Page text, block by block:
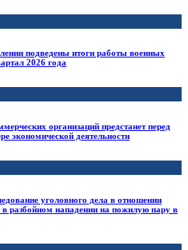
подведены итоги работы военных
2026 года
организаций предстанет перед
экономической деятельности
уголовного дела в отношении
разбойном нападении на пожилую пару в